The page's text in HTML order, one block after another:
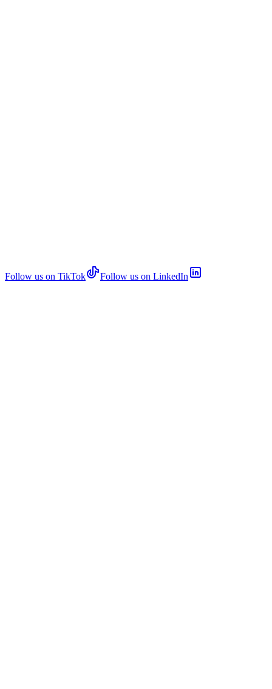
Follow us on TikTok Follow us on LinkedIn